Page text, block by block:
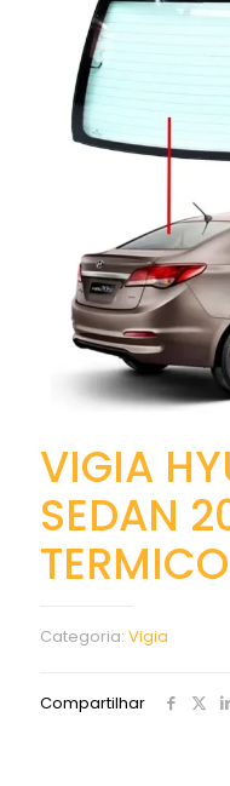
VIGIA
SEDAN
TERMICO
Categoria: Vigia
Compartilhar